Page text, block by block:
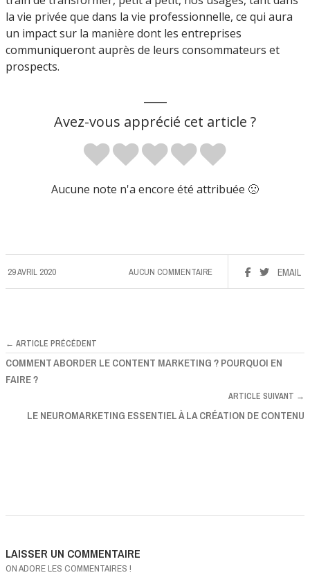
la vie privée que dans la vie professionnelle, ce qui aura
un impact sur la manière dont les entreprises
communiqueront auprès de leurs consommateurs et
prospects.
Avez-vous apprécié cet article ?
Aucune note n'a encore été attribuée 🙁
29 AVRIL 2020 EMAIL
AUCUN COMMENTAIRE
← ARTICLE PRÉCÉDENT
COMMENT ABORDER LE CONTENT MARKETING ? POURQUOI EN
FAIRE ?
ARTICLE SUIVANT →
LE NEUROMARKETING ESSENTIEL À LA CRÉATION DE CONTENU
LAISSER UN COMMENTAIRE
ON ADORE LES COMMENTAIRES !